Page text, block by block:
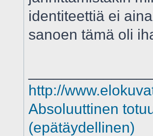
identiteettiä ei
sanoen tämä oli
http://
Absoluuttinen
(epätäydellinen)